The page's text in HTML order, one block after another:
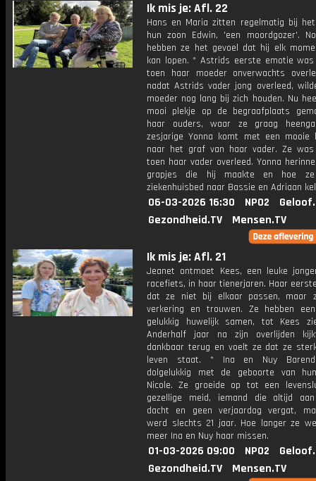
Ik mis je: Afl. 22
Hans en Maria zitten regelmatig bij
hun zoon Edwin, 'een moordgozer'.
hebben ze het gevoel dat hij elk
kan lopen. * Astrids eerste emotie was
toen haar moeder onverwachts
nadat Astrids vader jong overleed,
moeder nog lang bij zich houden. Nu
mooi plekje op de begraafplaats
haar ouders, waar ze graag
zesjarige Yonna komt met een mooie
naar het graf van haar vader. Ze
toen haar vader overleed. Yonna
grapjes die hij maakte en hoe
ziekenhuisbed naar Bassie en Adriaan
06-03-2026 16:30 NPO2
Gezondheid.TV
Mensen.TV
Ik mis je: Afl. 21
Jeanet ontmoet Kees, een leuke
racefiets, in haar tienerjaren. Haar
dat ze niet bij elkaar passen, maar
verkering en trouwen. Ze hebben
gelukkig huwelijk samen, tot Kees
Anderhalf jaar na zijn overlijden
dankbaar terug en voelt ze dat ze
leven staat. * Ina en Nuy
dolgelukkig met de geboorte van
Nicole. Ze groeide op tot een
gezellige meid, iemand die altijd
dacht en geen verjaardag vergat,
werd slechts 21 jaar. Hoe langer ze
meer Ina en Nuy haar missen.
01-03-2026 09:00 NPO2
Gezondheid.TV
Mensen.TV